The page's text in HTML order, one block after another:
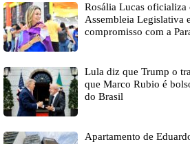
Rosália Lucas oficializa
Assembleia Legislativa
compromisso com a
Lula diz que Trump o
que Marco Rubio é
do Brasil
Apartamento de